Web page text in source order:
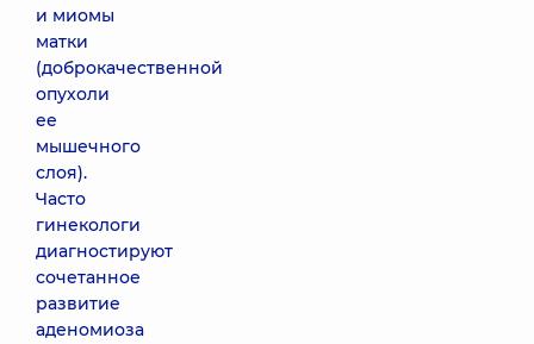
и миомы
матки
(доброкачественной
опухоли
ее
мышечного
слоя).
Часто
гинекологи
диагностируют
сочетанное
развитие
аденомиоза